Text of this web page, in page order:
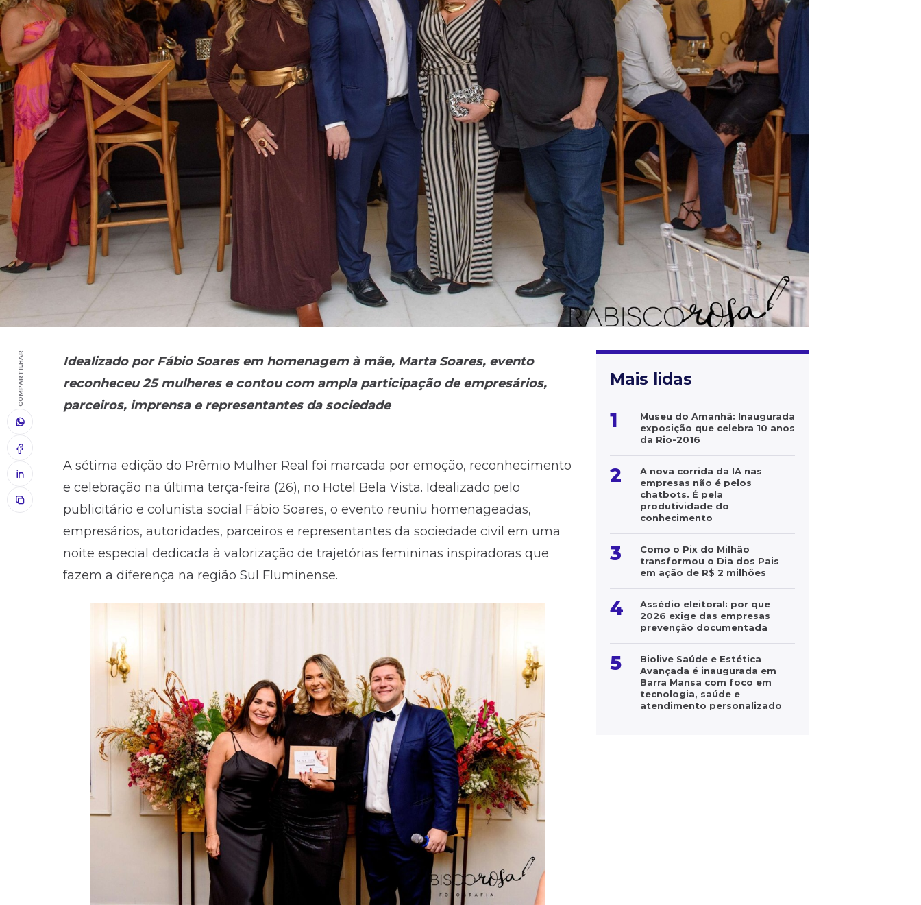
COMPARTILHAR
Idealizado por Fábio Soares em homenagem à mãe, Marta Soares, evento
reconheceu 25 mulheres e contou com ampla participação de empresários,
parceiros, imprensa e representantes da sociedade
A sétima edição do Prêmio Mulher Real foi marcada por emoção, reconhecimento
e celebração na última terça-feira (26), no Hotel Bela Vista. Idealizado pelo
publicitário e colunista social Fábio Soares, o evento reuniu homenageadas,
empresários, autoridades, parceiros e representantes da sociedade civil em uma
noite especial dedicada à valorização de trajetórias femininas inspiradoras que
fazem a diferença na região Sul Fluminense.
Mais lidas
1
Museu do Amanhã: Inaugurada
exposição que celebra 10 anos
da Rio-2016
2
A nova corrida da IA nas
empresas não é pelos
chatbots. É pela
produtividade do
conhecimento
3
Como o Pix do Milhão
transformou o Dia dos Pais
em ação de R$ 2 milhões
4
Assédio eleitoral: por que
2026 exige das empresas
prevenção documentada
5
Biolive Saúde e Estética
Avançada é inaugurada em
Barra Mansa com foco em
tecnologia, saúde e
atendimento personalizado